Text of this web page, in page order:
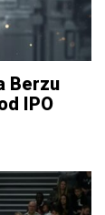
Berzu
IPO